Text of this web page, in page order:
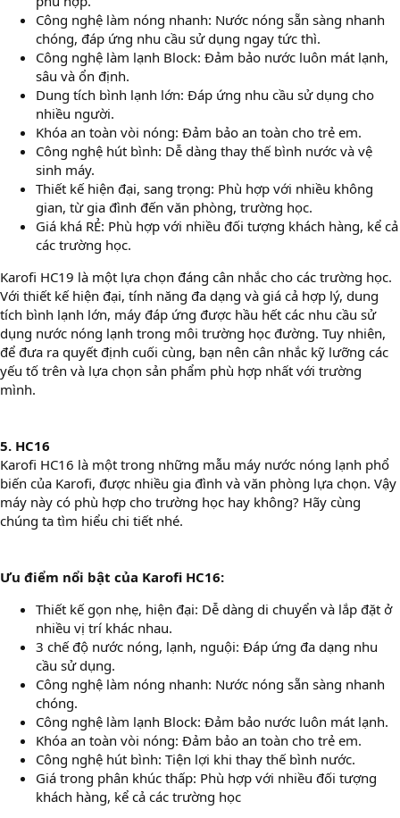
Công nghệ làm nóng nhanh: Nước nóng sẵn sàng nhanh
chóng, đáp ứng nhu cầu sử dụng ngay tức thì.
Công nghệ làm lạnh Block: Đảm bảo nước luôn mát lạnh,
sâu và ổn định.
Dung tích bình lạnh lớn: Đáp ứng nhu cầu sử dụng cho
nhiều người.
Khóa an toàn vòi nóng: Đảm bảo an toàn cho trẻ em.
Công nghệ hút bình: Dễ dàng thay thế bình nước và vệ
sinh máy.
Thiết kế hiện đại, sang trọng: Phù hợp với nhiều không
gian, từ gia đình đến văn phòng, trường học.
Giá khá RẺ: Phù hợp với nhiều đối tượng khách hàng, kể cả
các trường học.
Karofi HC19 là một lựa chọn đáng cân nhắc cho các trường học.
Với thiết kế hiện đại, tính năng đa dạng và giá cả hợp lý, dung
tích bình lạnh lớn, máy đáp ứng được hầu hết các nhu cầu sử
dụng nước nóng lạnh trong môi trường học đường. Tuy nhiên,
để đưa ra quyết định cuối cùng, bạn nên cân nhắc kỹ lưỡng các
yếu tố trên và lựa chọn sản phẩm phù hợp nhất với trường
mình.
5. HC16
Karofi HC16 là một trong những mẫu máy nước nóng lạnh phổ
biến của Karofi, được nhiều gia đình và văn phòng lựa chọn. Vậy
máy này có phù hợp cho trường học hay không? Hãy cùng
chúng ta tìm hiểu chi tiết nhé.
Ưu điểm nổi bật của Karofi HC16:
Thiết kế gọn nhẹ, hiện đại: Dễ dàng di chuyển và lắp đặt ở
nhiều vị trí khác nhau.
3 chế độ nước nóng, lạnh, nguội: Đáp ứng đa dạng nhu
cầu sử dụng.
Công nghệ làm nóng nhanh: Nước nóng sẵn sàng nhanh
chóng.
Công nghệ làm lạnh Block: Đảm bảo nước luôn mát lạnh.
Khóa an toàn vòi nóng: Đảm bảo an toàn cho trẻ em.
Công nghệ hút bình: Tiện lợi khi thay thế bình nước.
Giá trong phân khúc thấp: Phù hợp với nhiều đối tượng
khách hàng, kể cả các trường học